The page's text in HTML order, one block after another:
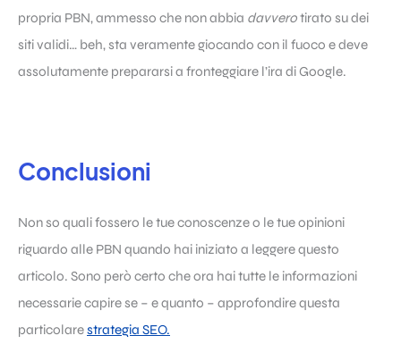
propria PBN, ammesso che non abbia davverotirato su dei
siti validi… beh, sta veramente giocando con il fuoco e deve
assolutamente prepararsi a fronteggiare l’ira di Google.
Conclusioni
Non so quali fossero le tue conoscenze o le tue opinioni
riguardo alle PBN quando hai iniziato a leggere questo
articolo. Sono però certo che ora hai tutte le informazioni
necessarie capire se – e quanto – approfondire questa
particolarestrategia SEO.